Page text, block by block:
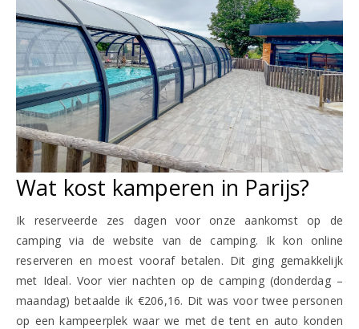
Wat kost kamperen in Parijs?
Ik reserveerde zes dagen voor onze aankomst op de
camping via de website van de camping. Ik kon online
reserveren en moest vooraf betalen. Dit ging gemakkelijk
met Ideal. Voor vier nachten op de camping (donderdag –
maandag) betaalde ik €206,16. Dit was voor twee personen
op een kampeerplek waar we met de tent en auto konden